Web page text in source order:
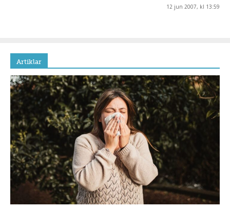
12 jun 2007, kl 13:59
Artiklar